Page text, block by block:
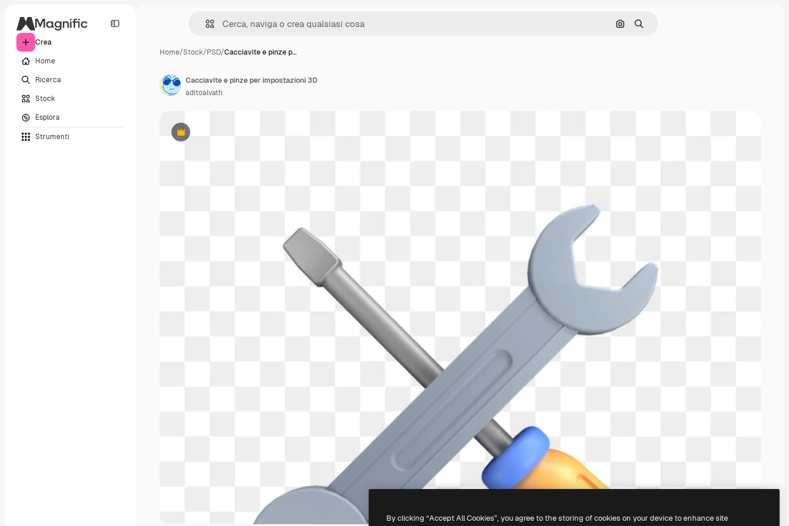
Crea
Home
Ricerca
Stock
Esplora
Strumenti
Cerca per immagine
Ricerca
Home/Stock/PSD/Cacciavite e pinze p…
Premium
Cacciavite e pinze per impostazioni 3D
aditoalvath
By clicking “Accept All Cookies”, you agree to the storing of cookies on your device to enhance site